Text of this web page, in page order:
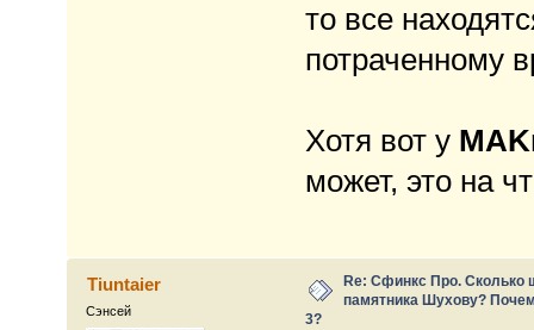
то все
потраченному
Хотя вот у
может, это на
Tiuntaier
Сэнсей
Re: Сфинкс Про. Сколько
памятника Шухову?
3?